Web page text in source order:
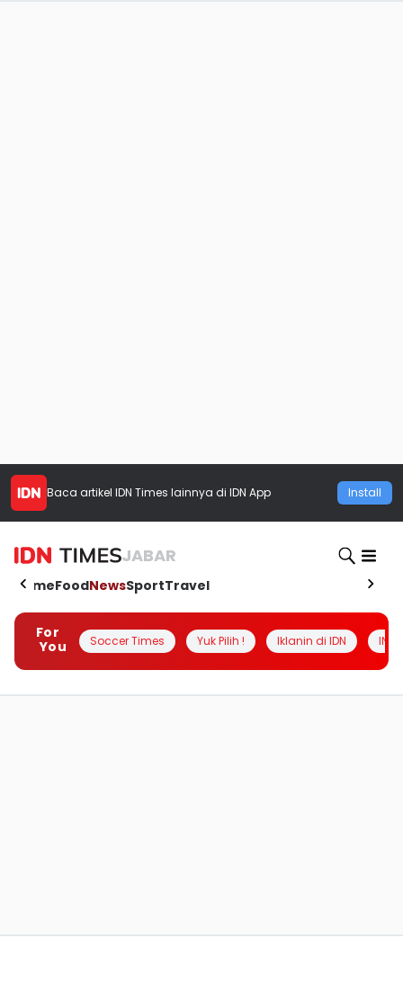
Baca artikel IDN Times lainnya di IDN App Install
JABAR
HomeFoodNewsSportTravel
For
You
Soccer Times Yuk Pilih ! Iklanin di IDN